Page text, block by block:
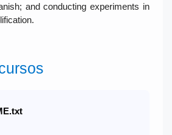
and conducting experiments in